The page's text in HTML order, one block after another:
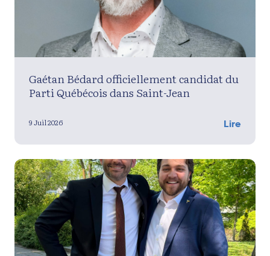
Gaétan Bédard officiellement candidat du
Parti Québécois dans Saint-Jean
9 Juil 2026 Lire